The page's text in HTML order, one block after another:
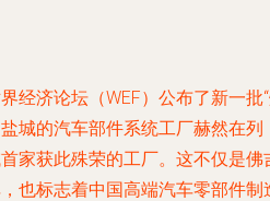
经济论坛（WEF）公布了新一批
城的汽车部件系统工厂赫然在列
家获此殊荣的工厂。这不仅是佛
也标志着中国高端汽车零部件